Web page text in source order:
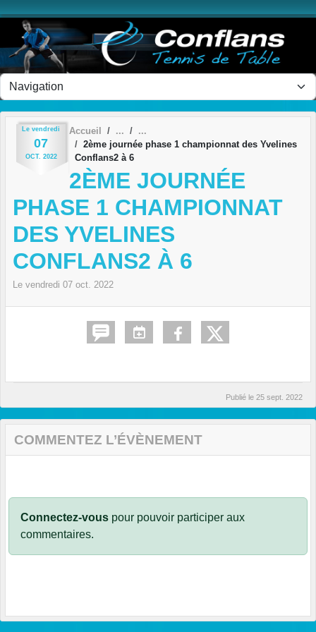
Le vendredi
07
OCT. 2022
Accueil
2ème journée phase 1 championnat des Yvelines
Conflans2 à 6
2ÈME JOURNÉE
PHASE 1 CHAMPIONNAT
DES YVELINES
CONFLANS2 À 6
Le vendredi 07 oct. 2022
Publié le 25 sept. 2022
COMMENTEZ L’ÉVÈNEMENT
Connectez-vous pour pouvoir participer aux
commentaires.